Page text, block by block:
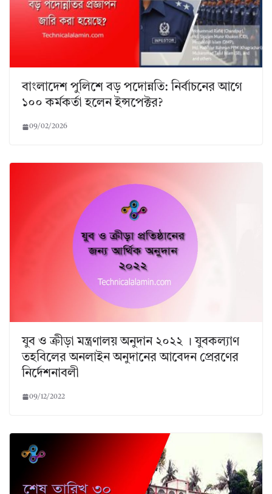
বাংলাদেশ পুলিশে বড় পদোন্নতি: নির্বাচনের আগে
১০০ কর্মকর্তা হলেন ইন্সপেক্টর?
09/02/2026
যুব ও ক্রীড়া মন্ত্রণালয় অনুদান ২০২২ । যুবকল্যাণ
তহবিলের অনলাইন অনুদানের আবেদন প্রেরণের
নির্দেশনাবলী
09/12/2022